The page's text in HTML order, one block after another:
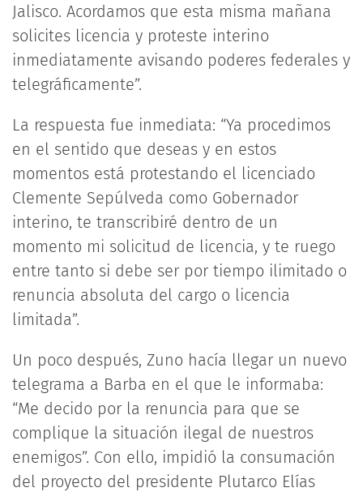
Jalisco. Acordamos que esta misma mañana
solicites licencia y proteste interino
inmediatamente avisando poderes federales y
telegráficamente”.
La respuesta fue inmediata: “Ya procedimos
en el sentido que deseas y en estos
momentos está protestando el licenciado
Clemente Sepúlveda como Gobernador
interino, te transcribiré dentro de un
momento mi solicitud de licencia, y te ruego
entre tanto si debe ser por tiempo ilimitado o
renuncia absoluta del cargo o licencia
limitada”.
Un poco después, Zuno hacía llegar un nuevo
telegrama a Barba en el que le informaba:
“Me decido por la renuncia para que se
complique la situación ilegal de nuestros
enemigos”. Con ello, impidió la consumación
del proyecto del presidente Plutarco Elías